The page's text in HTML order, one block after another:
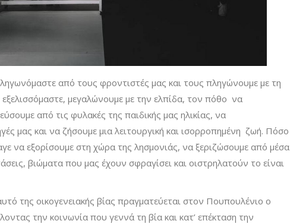
από τους φροντιστές μας και τους πληγώνουμε με τη
μεγαλώνουμε με την ελπίδα, τον πόθο να
από τις φυλακές της παιδικής μας ηλικίας, να
μας και να ζήσουμε μια λειτουργική και ισορροπημένη ζωή. Πόσο
να εξορίσουμε στη χώρα της λησμονιάς, να ξεριζώσουμε από μέσα
βιώματα που μας έχουν σφραγίσει και οιστρηλατούν το είναι
της οικογενειακής βίας πραγματεύεται στον Πουπουλένιο ο
την κοινωνία που γεννά τη βία και κατ’ επέκταση την